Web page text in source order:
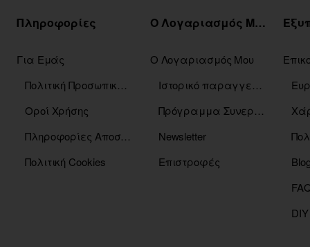
Πληροφορίες
Για Εμάς
Πολιτική Προσωπικών Δεδομένων
Οροί Χρήσης
Πληροφορίες Αποστόλης
Πολιτική Cookies
Ο Λογαριασμός Μου
Ο Λογαριασμός Μου
Ιστορικό παραγγελιών
Πρόγραμμα Συνεργατών
Newsletter
Επιστροφές